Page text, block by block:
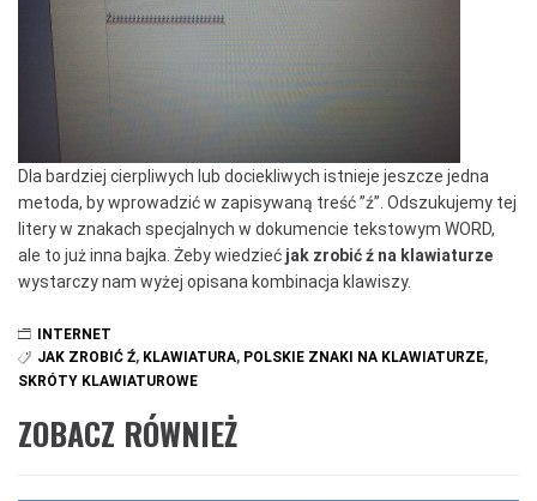
Dla bardziej cierpliwych lub dociekliwych istnieje jeszcze jedna
metoda, by wprowadzić w zapisywaną treść ”ź”. Odszukujemy tej
litery w znakach specjalnych w dokumencie tekstowym WORD,
ale to już inna bajka. Żeby wiedzieć jak zrobić ź na klawiaturze
wystarczy nam wyżej opisana kombinacja klawiszy.
INTERNET
JAK ZROBIĆ Ź, KLAWIATURA, POLSKIE ZNAKI NA KLAWIATURZE,
SKRÓTY KLAWIATUROWE
ZOBACZ RÓWNIEŻ